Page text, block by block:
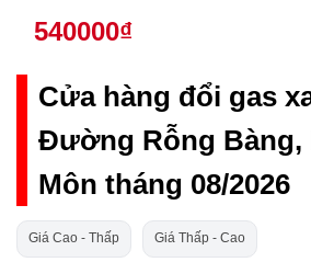
540000₫
Cửa hàng đổi gas
Đường Rỗng Bàng,
Môn tháng 08/2026
Giá Cao - Thấp Giá Thấp - Cao